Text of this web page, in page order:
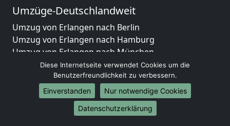
Umzüge-Deutschlandweit
Umzug von Erlangen nach Berlin
Umzug von Erlangen nach Hamburg
Umzug von Erlangen nach München
Umzug von Erlangen nach Köln
Umzug von Erlangen nach Frankfurt am Main
Umzug von Erlangen nach Stuttgart
Umzug von Erlangen nach Düsseldorf
Umzug von Erlangen nach Leipzig
Diese Internetseite verwendet Cookies um die
Benutzerfreundlichkeit zu verbessern.
Einverstanden
Nur notwendige Cookies
Datenschutzerklärung